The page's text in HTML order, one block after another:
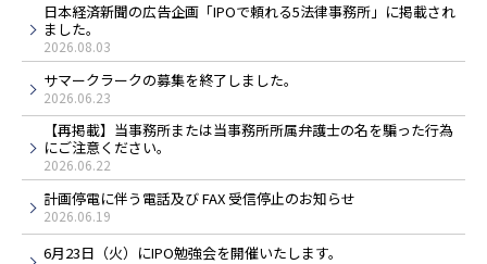
日本経済新聞の広告企画「IPOで頼れる5法律事務所」に掲載され
ました。
2026.08.03
サマークラークの募集を終了しました。
2026.06.23
【再掲載】当事務所または当事務所所属弁護士の名を騙った行為
にご注意ください。
2026.06.22
計画停電に伴う電話及び FAX 受信停止のお知らせ
2026.06.19
6月23日（火）にIPO勉強会を開催いたします。